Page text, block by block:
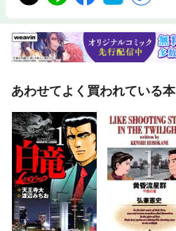
あわせてよく買われている本